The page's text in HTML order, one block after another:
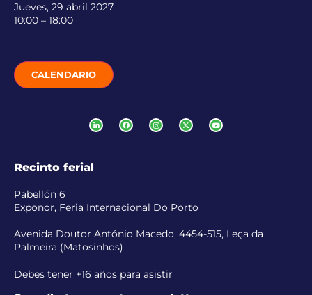
Jueves, 29 abril 2027
10:00 – 18:00
CALENDARIO
Recinto ferial
Pabellón 6
Exponor, Feria Internacional Do Porto
Avenida Doutor António Macedo, 4454-515, Leça da
Palmeira (Matosinhos)
Debes tener +16 años para asistir